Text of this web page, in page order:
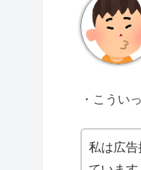
・こうい
私は広